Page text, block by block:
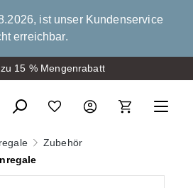
ist unser Kundenservice
erreichbar.
15 % Mengenrabatt
der Schwerlastregale
Zubehör